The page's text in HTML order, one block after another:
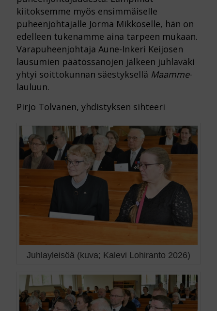
kiitoksemme myös ensimmäiselle
puheenjohtajalle Jorma Mikkoselle, hän on
edelleen tukenamme aina tarpeen mukaan.
Varapuheenjohtaja Aune-Inkeri Keijosen
lausumien päätössanojen jälkeen juhlaväki
yhtyi soittokunnan säestyksellä Maamme-
lauluun.
Pirjo Tolvanen, yhdistyksen sihteeri
Juhlayleisöä (kuva; Kalevi Lohiranto 2026)